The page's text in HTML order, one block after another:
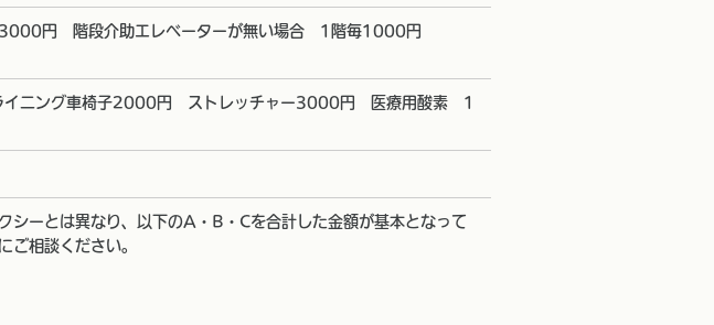
円 階段介助エレベーターが無い場合 1階毎1000円
ニング車椅子2000円 ストレッチャー3000円 医療用酸素 1
シーとは異なり、以下のA・B・Cを合計した金額が基本となって
ご相談ください。